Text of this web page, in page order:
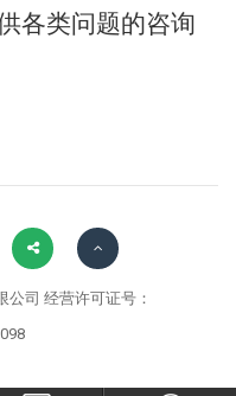
各类问题的咨询
公司 经营许可证号：